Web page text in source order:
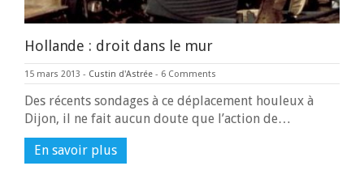
Hollande : droit dans le mur
15 mars 2013 - Custin d'Astrée - 6 Comments
Des récents sondages à ce déplacement houleux à
Dijon, il ne fait aucun doute que l’action de…
En savoir plus